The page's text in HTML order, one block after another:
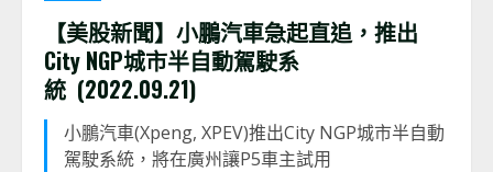
【美股新聞】小鵬汽車急起直追，推出
City NGP城市半自動駕駛系
統 (2022.09.21)
小鵬汽車(Xpeng, XPEV)推出City NGP城市半自動
駕駛系統，將在廣州讓P5車主試用